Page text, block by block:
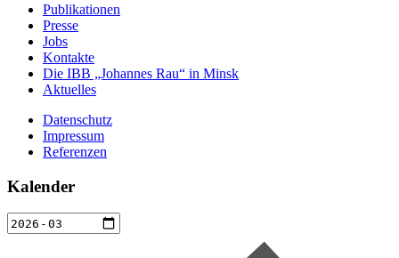
Publikationen
Presse
Jobs
Kontakte
Die IBB „Johannes Rau“ in Minsk
Aktuelles
Datenschutz
Impressum
Referenzen
Kalender